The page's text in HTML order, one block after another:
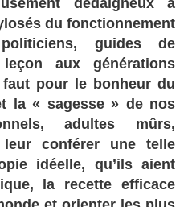
dédaigneux
à
du fonctionnement
, guides
de
leçon aux
générations
faut pour le bonheur du
la « sagesse» de nos
, adultes mûrs,
leur conférer une
telle
idéelle, qu’ils aient
, la recette
efficace